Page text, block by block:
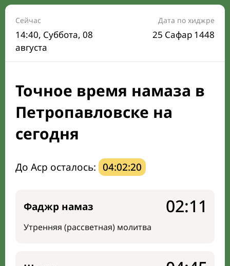
Расписание на месяц
Время Сухура и Ифтара на сегодня
Календарь рамадана
Направление киблы
Сейчас
14:40, Суббота, 08
августа
Дата по хиджре
25 Сафар 1448
Точное время намаза в
Петропавловске на
сегодня
До Аср осталось: 04:02:19
Фаджр намаз
Утренняя (рассветная) молитва
02:11